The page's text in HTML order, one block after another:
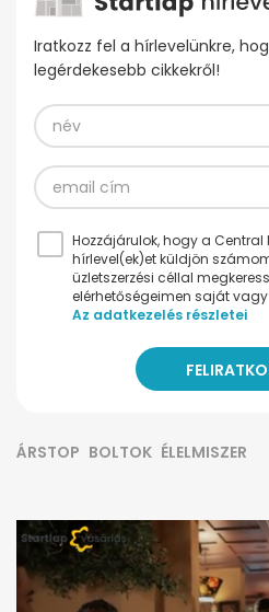
Iratkozz fel a hírlevelünkre,
legérdekesebb cikkekről!
Hozzájárulok, hogy a
hírlevel(ek)et küldjön
üzletszerzési céllal
elérhetőségeimen saját
Az adatkezelés részletei
ÁRSTOP BOLTOK ÉLELMISZER